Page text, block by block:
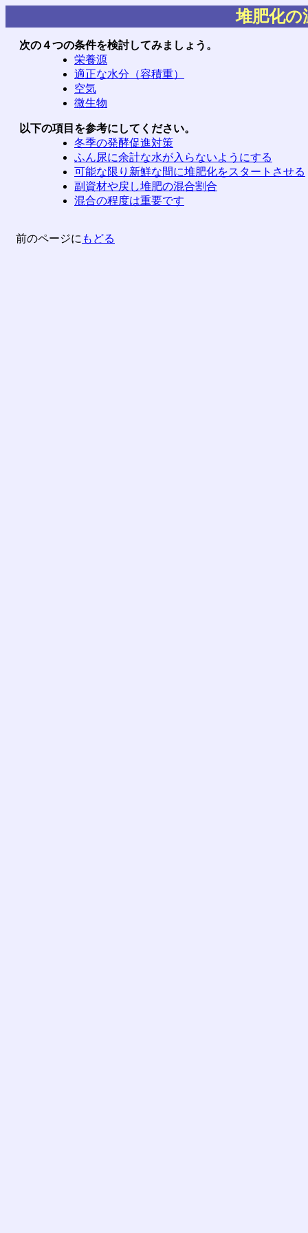
堆肥化の
次の４つの条件を検討してみましょう。
栄養源
適正な水分（容積重）
空気
微生物
以下の項目を参考にしてください。
冬季の発酵促進対策
ふん尿に余計な水が入らないようにする
可能な限り新鮮な間に堆肥化をスタートさせる
副資材や戻し堆肥の混合割合
混合の程度は重要です
前のページに もどる